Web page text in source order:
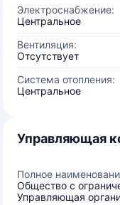
Электроснабжение:
Центральное
Вентиляция:
Отсутствует
Система отопления:
Центральное
Управляющая
Полное
Общество с
Управляющая